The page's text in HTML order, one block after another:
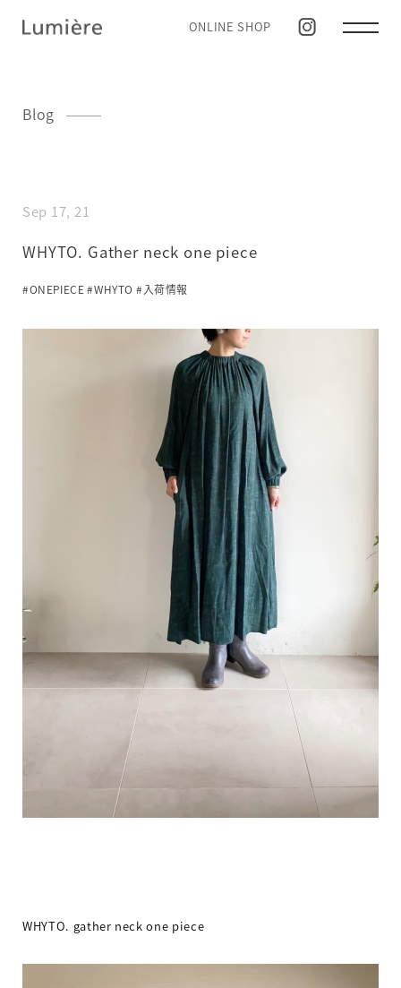
ONLINE SHOP
Blog
Sep 17, 21
WHYTO. Gather neck one piece
#ONEPIECE#WHYTO #入荷情報
WHYTO. gather neck one piece